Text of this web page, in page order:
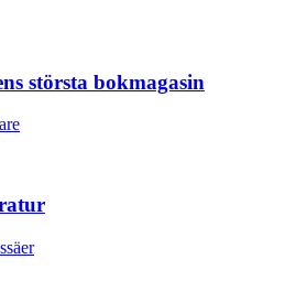
största bokmagasin